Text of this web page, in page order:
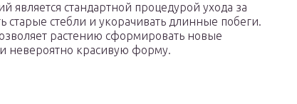
является стандартной процедурой ухода за
старые стебли и укорачивать длинные побеги.
растению сформировать новые
невероятно красивую форму.